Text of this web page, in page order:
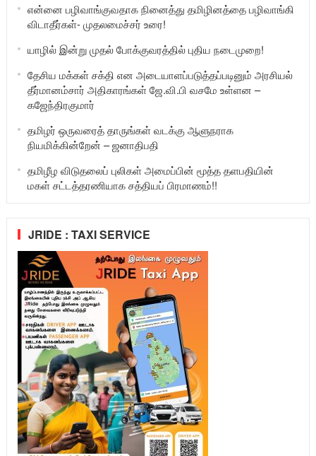
என்னை பழிவாங்குவதாக நினைத்து தமிழினத்தை பழிவாங்கி
விடாதீர்கள்- முதலமைச்சர் உரை!
யாழில் இன்று முதல் போக்குவரத்தில் புதிய நடைமுறை!
தேசிய மக்கள் சக்தி என அடையாளப்படுத்தப்படினும் அரசியல்
தீர்மானம்சார் அதிகாரங்கள் ஜே.வி.பி வசமே உள்ளன –
கஜேந்திரகுமார்
தமிழர் ஒருவரைத் தாருங்கள் வடக்கு ஆளுநராக
நியமிக்கின்றேன் – ஜனாதிபதி
தமிழீழ விடுதலைப் புலிகள் அமைப்பின் மூத்த தளபதியின்
மகள் சட்டத்தரணியாக சத்தியப் பிரமாணம்!!
JRIDE : TAXI SERVICE